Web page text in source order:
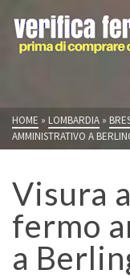
HOME » LOMBARDIA »
AMMINISTRATIVO A
Visura
fermo
a